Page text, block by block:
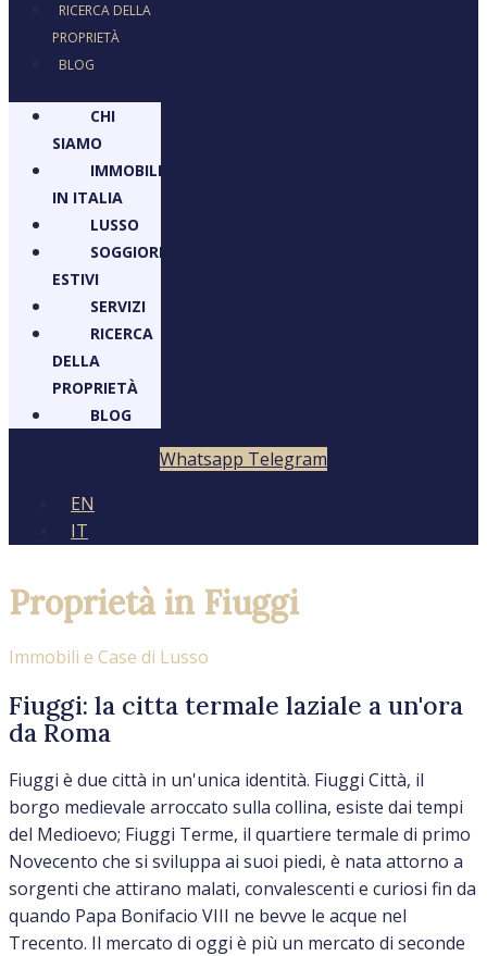
RICERCA DELLA
PROPRIETÀ
BLOG
CHI
SIAMO
IMMOBILI
IN ITALIA
LUSSO
SOGGIORNI
ESTIVI
SERVIZI
RICERCA
DELLA
PROPRIETÀ
BLOG
Whatsapp Telegram
EN
IT
Proprietà in Fiuggi
Immobili e Case di Lusso
Fiuggi: la citta termale laziale a un'ora
da Roma
Fiuggi è due città in un'unica identità. Fiuggi Città, il
borgo medievale arroccato sulla collina, esiste dai tempi
del Medioevo; Fiuggi Terme, il quartiere termale di primo
Novecento che si sviluppa ai suoi piedi, è nata attorno a
sorgenti che attirano malati, convalescenti e curiosi fin da
quando Papa Bonifacio VIII ne bevve le acque nel
Trecento. Il mercato di oggi è più un mercato di seconde